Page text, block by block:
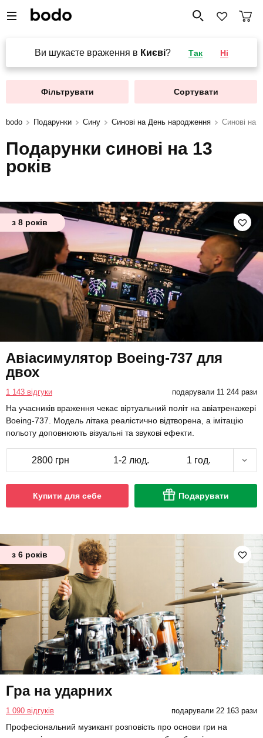
Ви шукаєте враження в Києві? Так Ні
Фільтрувати Сортувати
bodo Подарунки Сину Синові на День народження Синові на
Подарунки синові на 13
років
з 8 років
Авіасимулятор Boeing-737 для
двох
1 143 відгуки подарували 11 244 рази
На учасників враження чекає віртуальний політ на авіатренажері
Boeing-737. Модель літака реалістично відтворена, а імітацію
польоту доповнюють візуальні та звукові ефекти.
2800 грн 1-2 люд. 1 год.
Купити для себе Подарувати
з 6 років
Гра на ударних
1 090 відгуків подарували 22 163 рази
Професіональний музикант розповість про основи гри на